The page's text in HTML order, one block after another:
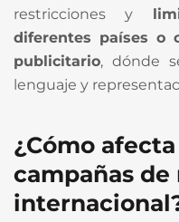
restricciones y
diferentes países o
publicitario, dónde
lenguaje y
¿Cómo
campañas